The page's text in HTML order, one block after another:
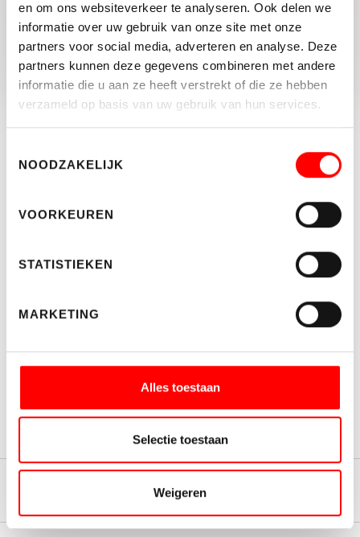
en om ons websiteverkeer te analyseren. Ook delen we
informatie over uw gebruik van onze site met onze
partners voor social media, adverteren en analyse. Deze
partners kunnen deze gegevens combineren met andere
informatie die u aan ze heeft verstrekt of die ze hebben
verzameld op basis van uw gebruik van hun services.
NOODZAKELIJK
VOORKEUREN
STATISTIEKEN
MARKETING
Alles toestaan
Selectie toestaan
Weigeren
TERUG NAAR OVERZICHT
Schrijf je hier in voor de nieuwsbrief.
WELKE NIEUWSBRIEF WENST U TE ONTVANGEN?
INSCHRIJVEN